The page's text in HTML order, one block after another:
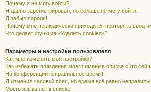
Почему я не могу войти?
Я давно зарегистрирован, но больше не могу войти!
Я забыл пароль!
Почему мне периодически приходится повторять ввод
Что делает функция «Удалить cookies»?
Параметры и настройки пользователя
Как мне изменить мои настройки?
Как избежать появления моего имени в списке «Кто
На конференции неправильное время!
Я изменил часовой пояс, но время всё равно
Моего языка нет в списке!